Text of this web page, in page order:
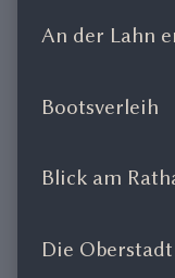
An der Lahn
Bootsverleih
Blick am
Die Oberstadt